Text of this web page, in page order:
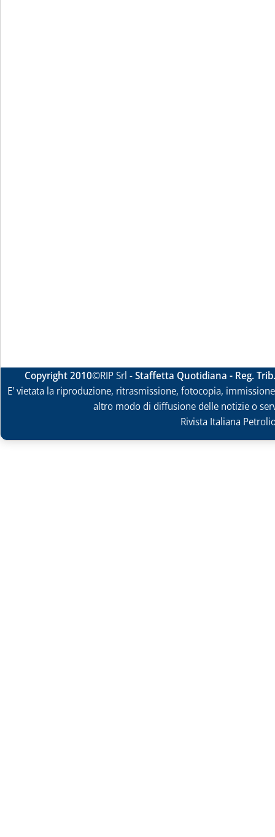
Copyright 2010©RIP Srl -Staffetta Quotidiana - Reg.
E' vietata la riproduzione, ritrasmissione, fotocopia,
altro modo di diffusione delle notizie o
Rivista Italiana